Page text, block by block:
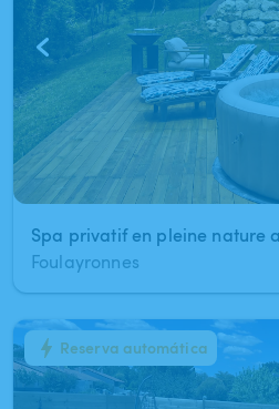
Spa privatif en pleine nature
Foulayronnes
1/6 Reserva automática